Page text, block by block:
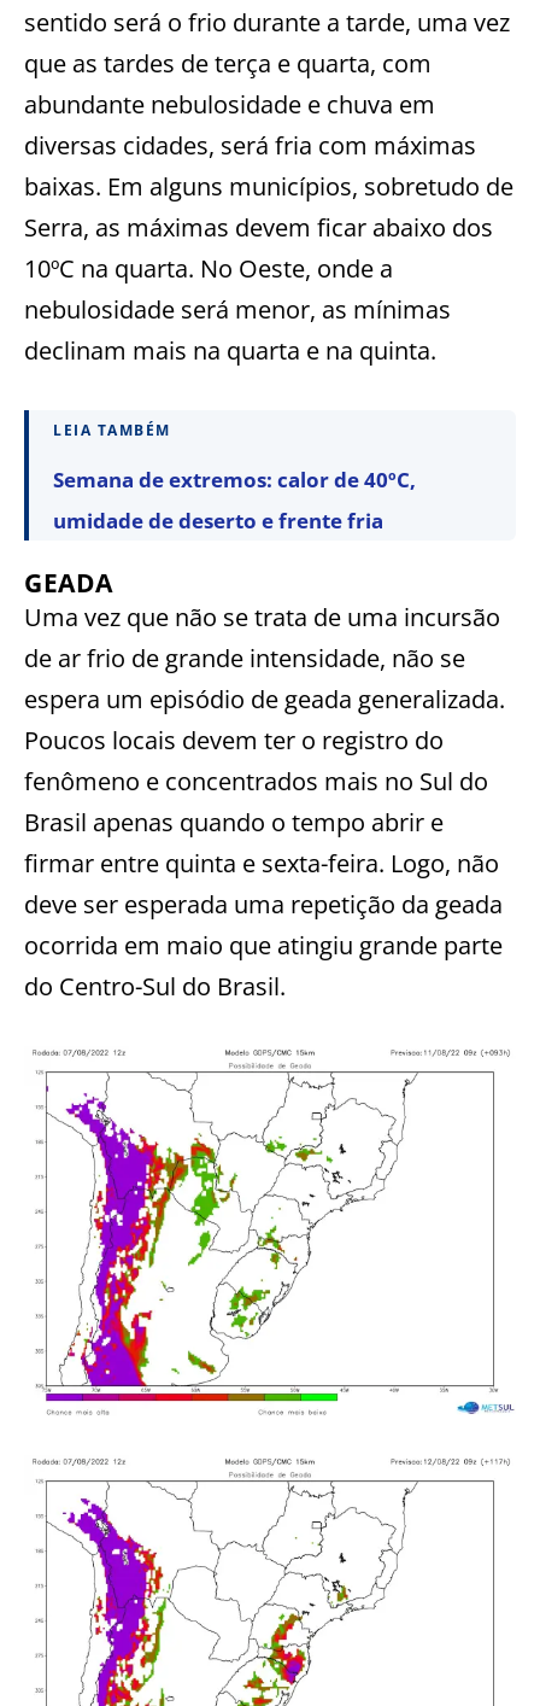
sentido será o frio durante a tarde, uma vez
que as tardes de terça e quarta, com
abundante nebulosidade e chuva em
diversas cidades, será fria com máximas
baixas. Em alguns municípios, sobretudo de
Serra, as máximas devem ficar abaixo dos
10ºC na quarta. No Oeste, onde a
nebulosidade será menor, as mínimas
declinam mais na quarta e na quinta.
LEIA TAMBÉM
Semana de extremos: calor de 40ºC,
umidade de deserto e frente fria
GEADA
Uma vez que não se trata de uma incursão
de ar frio de grande intensidade, não se
espera um episódio de geada generalizada.
Poucos locais devem ter o registro do
fenômeno e concentrados mais no Sul do
Brasil apenas quando o tempo abrir e
firmar entre quinta e sexta-feira. Logo, não
deve ser esperada uma repetição da geada
ocorrida em maio que atingiu grande parte
do Centro-Sul do Brasil.